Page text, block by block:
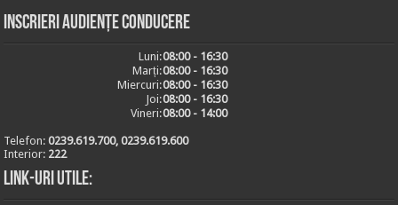
Inscrieri audiențe conducere
Luni:08:00 - 16:30
Marți:08:00 - 16:30
Miercuri:08:00 - 16:30
Joi:08:00 - 16:30
Vineri:08:00 - 14:00
Telefon:0239.619.700, 0239.619.600
Interior: 222
Link-uri utile: